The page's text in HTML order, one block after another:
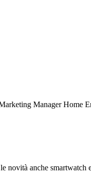
Manager Home
novità anche smartwatch